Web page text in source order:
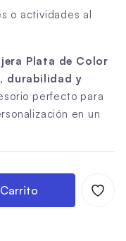
o actividades al
Plata de Color
durabilidad y
perfecto para
en un